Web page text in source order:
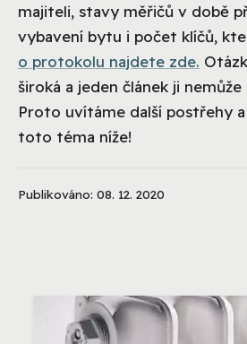
majiteli, stavy měřičů v době
vybavení bytu i počet klíčů,
o protokolu najdete zde.
široká a jeden článek ji
Proto uvítáme další postřehy
toto téma níže!
Publikováno: 08. 12. 2020